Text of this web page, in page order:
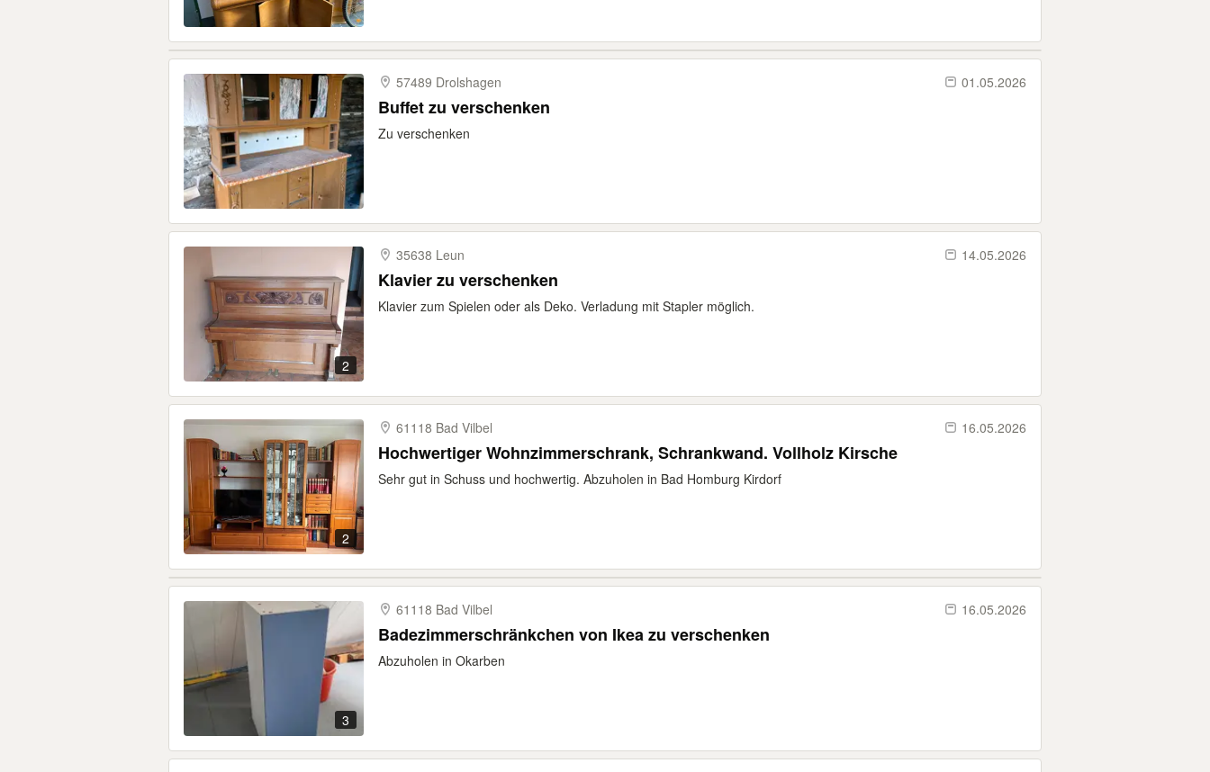
57489 Drolshagen 01.05.2026
Buffet zu verschenken
Zu verschenken
2
35638 Leun 14.05.2026
Klavier zu verschenken
Klavier zum Spielen oder als Deko. Verladung mit Stapler möglich.
2
61118 Bad Vilbel 16.05.2026
Hochwertiger Wohnzimmerschrank, Schrankwand. Vollholz Kirsche
Sehr gut in Schuss und hochwertig. Abzuholen in Bad Homburg Kirdorf
3
61118 Bad Vilbel 16.05.2026
Badezimmerschränkchen von Ikea zu verschenken
Abzuholen in Okarben